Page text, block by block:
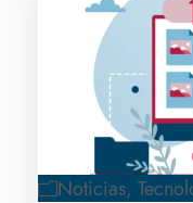
Noticias,